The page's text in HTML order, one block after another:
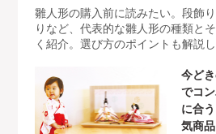
雛人形の購入前に読みたい。段飾
りなど、代表的な雛人形の種類と
く紹介。選び方のポイントも解説
今ど
でコ
に合
気商